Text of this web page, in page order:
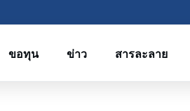
ขอทุน ข่าว สารละลาย